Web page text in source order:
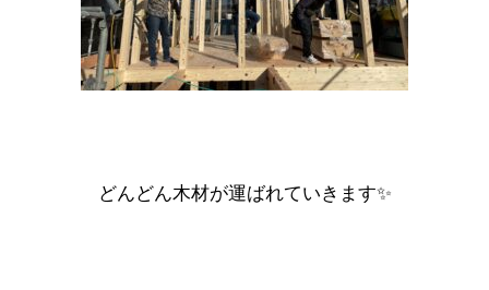
どんどん木材が運ばれていきます✨